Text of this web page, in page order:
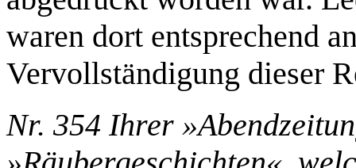
waren dort entsprechend
Vervollständigung dieser
Nr. 354 Ihrer